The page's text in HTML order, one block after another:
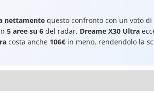
nettamente questo confronto con un voto di
5 aree su 6 del radar. Dreame X30 Ultra
costa anche 106€ in meno, rendendolo la